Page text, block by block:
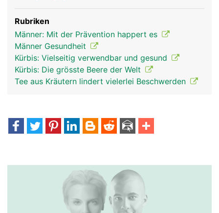
Rubriken
Männer: Mit der Prävention happert es
Männer Gesundheit
Kürbis: Vielseitig verwendbar und gesund
Kürbis: Die grösste Beere der Welt
Tee aus Kräutern lindert vielerlei Beschwerden